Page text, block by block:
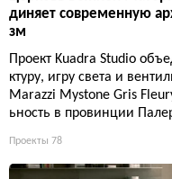
диняет современную
зм
Проект Kuadra Studio
ктуру, игру света и
Marazzi Mystone Gris
ьность в провинции
Проекты 78